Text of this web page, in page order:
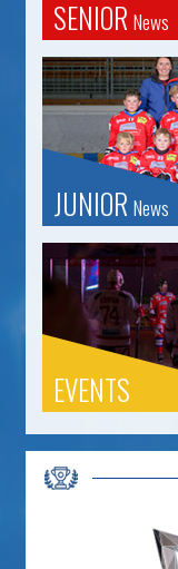
SENIOR News
JUNIOR News
EVENTS